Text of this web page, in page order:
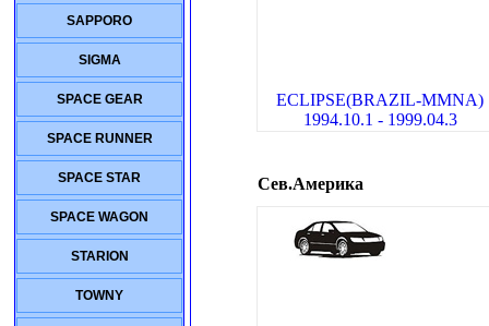
SAPPORO
SIGMA
SPACE GEAR
SPACE RUNNER
SPACE STAR
SPACE WAGON
STARION
TOWNY
ECLIPSE(BRAZIL-MMNA)
1994.10.1 - 1999.04.3
Сев.Америка